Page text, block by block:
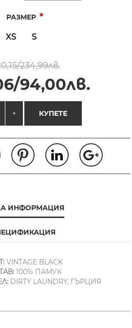
РАЗМЕР *
XS S
234,99лв.
94,00лв.
+ КУПЕТЕ
ИНФОРМАЦИЯ
VINTAGE BLACK
100% ПАМУК
DIRTY LAUNDRY, ГЪРЦИЯ